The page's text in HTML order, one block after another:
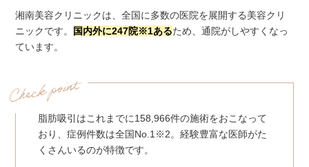
湘南美容クリニックは、全国に多数の医院を展開する美容クリ
ニックです。
国内外に247院※1あるため、通院がしやすくなっ
ています。
脂肪吸引はこれまでに158,966件の施術をおこなって
おり、症例件数は全国No.1※2。経験豊富な医師がた
くさんいるのが特徴です。